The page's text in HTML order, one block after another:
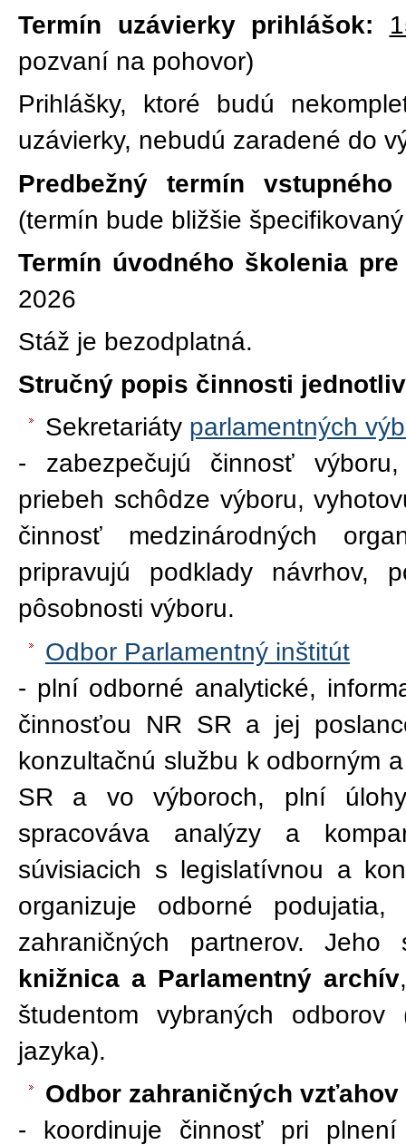
Termín uzávierky prihlášok:
pozvaní na pohovor)
Prihlášky, ktoré budú
uzávierky, nebudú zaradené do
Predbežný termín vstupného
(termín bude bližšie
Termín úvodného školenia
2026
Stáž je bezodplatná.
Stručný popis činnosti
Sekretariáty parlamentných
- zabezpečujú činnosť
priebeh schôdze výboru,
činnosť medzinárodných
pripravujú podklady návrhov,
pôsobnosti výboru.
Odbor Parlamentný inštitút
- plní odborné analytické,
činnosťou NR SR a jej
konzultačnú službu k odborným
SR a vo výboroch, plní
spracováva analýzy a
súvisiacich s legislatívnou a
organizuje odborné
zahraničných partnerov.
knižnica a Parlamentný archív
študentom vybraných
jazyka).
Odbor zahraničných
- koordinuje činnosť pri